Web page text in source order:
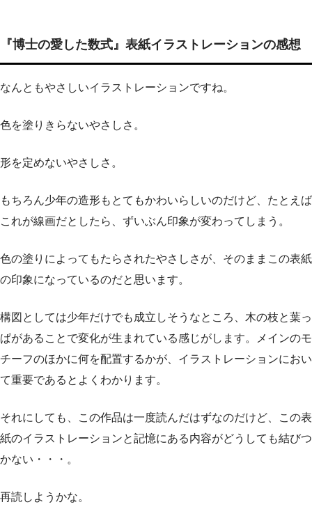
『博士の愛した数式』表紙イラストレーションの感想
なんともやさしいイラストレーションですね。
色を塗りきらないやさしさ。
形を定めないやさしさ。
もちろん少年の造形もとてもかわいらしいのだけど、たとえば
これが線画だとしたら、ずいぶん印象が変わってしまう。
色の塗りによってもたらされたやさしさが、そのままこの表紙
の印象になっているのだと思います。
構図としては少年だけでも成立しそうなところ、木の枝と葉っ
ぱがあることで変化が生まれている感じがします。メインのモ
チーフのほかに何を配置するかが、イラストレーションにおい
て重要であるとよくわかります。
それにしても、この作品は一度読んだはずなのだけど、この表
紙のイラストレーションと記憶にある内容がどうしても結びつ
かない・・・。
再読しようかな。